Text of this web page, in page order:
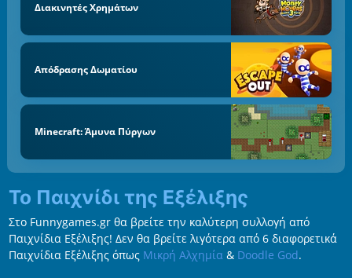
Διακινητές Χρημάτων
Απόδρασης Δωματίου
Minecraft: Άμυνα Πύργων
Το Παιχνίδι της Εξέλιξης
Στο Funnygames.gr θα βρείτε την καλύτερη συλλογή από
Παιχνίδια Εξέλιξης! Δεν θα βρείτε λιγότερα από 6 διαφορετικά
Παιχνίδια Εξέλιξης όπως Μικρή Αλχημία & Doodle God.